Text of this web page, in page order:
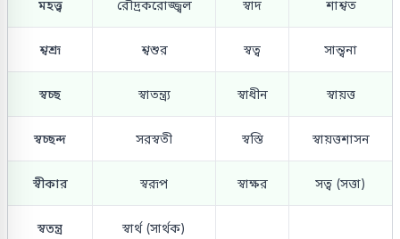
মহত্ত্ব রৌদ্রকরোজ্জ্বল স্বাদ শাশ্বত
শ্বশ্রূ শ্বশুর স্বত্ব সান্ত্বনা
স্বচ্ছ স্বাতন্ত্র্য স্বাধীন স্বায়ত্ত
স্বচ্ছন্দ সরস্বতী স্বস্তি স্বায়ত্তশাসন
স্বীকার স্বরূপ স্বাক্ষর সত্ব (সত্তা)
স্বতন্ত্র স্বার্থ (সার্থক)